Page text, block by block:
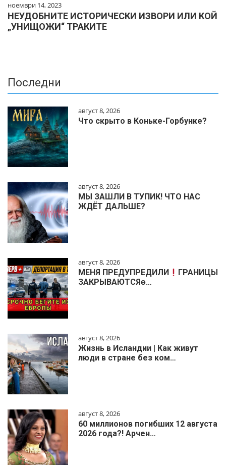
ноември 14, 2023
НЕУДОБНИТЕ ИСТОРИЧЕСКИ ИЗВОРИ ИЛИ КОЙ
„УНИЩОЖИ“ ТРАКИТЕ
Последни
август 8, 2026
Что скрыто в Коньке-Горбунке?
август 8, 2026
МЫ ЗАШЛИ В ТУПИК! ЧТО НАС
ЖДЁТ ДАЛЬШЕ?
август 8, 2026
МЕНЯ ПРЕДУПРЕДИЛИ
ГРАНИЦЫ
ЗАКРЫВАЮТСЯɵ…
август 8, 2026
Жизнь в Исландии | Как живут
люди в стране без ком…
август 8, 2026
60 миллионов погибших 12 августа
2026 года?! Арчен…